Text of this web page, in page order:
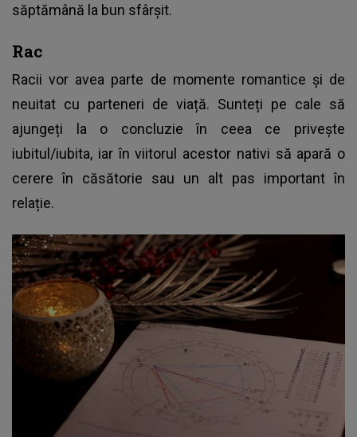
săptămână la bun sfârșit.
Rac
Racii vor avea parte de momente romantice și de
neuitat cu parteneri de viață. Sunteți pe cale să
ajungeți la o concluzie în ceea ce privește
iubitul/iubita, iar în viitorul acestor nativi să apară o
cerere în căsătorie sau un alt pas important în
relație.